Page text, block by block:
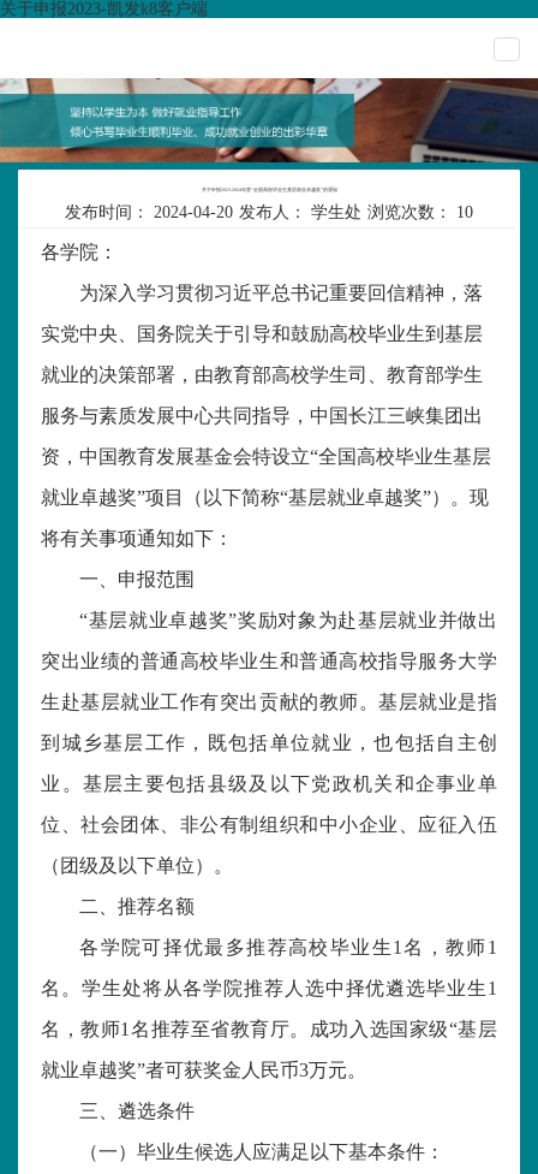
关于申报2023-凯发k8客户端
关于申报2023-2024年度“全国高校毕业生基层就业卓越奖”的通知
发布时间： 2024-04-20 发布人： 学生处 浏览次数： 10
各学院：
为深入学习贯彻习近平总书记重要回信精神，落
实党中央、国务院关于引导和鼓励高校毕业生到基层
就业的决策部署，由教育部高校学生司、教育部学生
服务与素质发展中心共同指导，中国长江三峡集团出
资，中国教育发展基金会特设立“全国高校毕业生基层
就业卓越奖”项目（以下简称“基层就业卓越奖”） 。现
将有关事项通知如下 ：
一、申报范围
“基层就业卓越奖”奖励对象为赴基层就业并做出
突出业绩的普通高校毕业生和普通高校指导服务大学
生赴基层就业工作有突出贡献的教师。基层就业是指
到城乡基层工作 ，
既包括单位就业，也包括自主创
业。基层主要包括县级及以下党政机关和企事业单
位、社会团体、非公有制组织和中小企业、应征入伍
（团级及以下单位）。
二、推荐名额
各学院可择优最多推荐高校毕业生1名 ，教师1
名。学生处将从各学院推荐人选中择优遴选毕业生1
名 ，教师1名推荐至省教育厅。 成功入选国家级“基层
就业卓越奖”者可获奖金人民币3万元。
三、遴选条件
（一）毕业生候选人应满足以下基本条件：